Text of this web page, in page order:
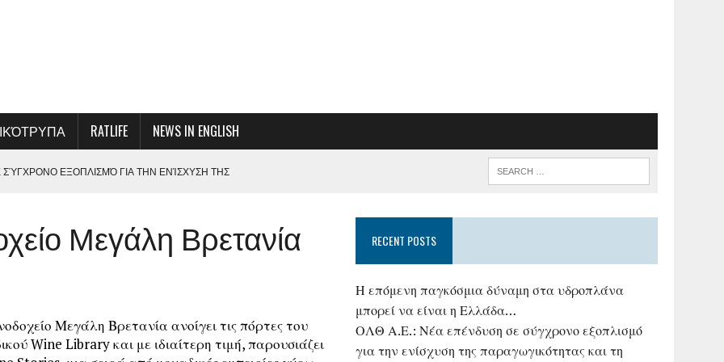
RATLIFE NEWS IN ENGLISH
ΕΞΟΠΛΙΣΜΌ ΓΙΑ ΤΗΝ ΕΝΊΣΧΥΣΗ ΤΗΣ
ΤΗ ΔΙΟΊΚΗΣΗ ΤΗΣ ΟΛΠ Α.Ε.
ΑΠΟΦΆΣΕΩΝ-ΚΆΛΕΣΜΑ ΓΙΑ ΜΙΑ ΣΥΛΛΟΓΙΚΉ ΠΡΟΣΠΆΘΕΙΑ ΓΙΑ ΤΗ
ΜΠΟΡΕΊ ΝΑ ΕΊΝΑΙ Η ΕΛΛΆΔΑ…
Μεγάλη Βρετανία
Μεγάλη Βρετανία ανοίγει τις πόρτες του
Wine Library και με ιδιαίτερη τιμή, παρουσιάζει
RECENT POSTS
Η επόμενη παγκόσμια δύναμη στα υδροπλάνα
μπορεί να είναι η Ελλάδα…
ΟΛΘ Α.Ε.: Νέα επένδυση σε σύγχρονο εξοπλισμό
για την ενίσχυση της παραγωγικότητας και τη